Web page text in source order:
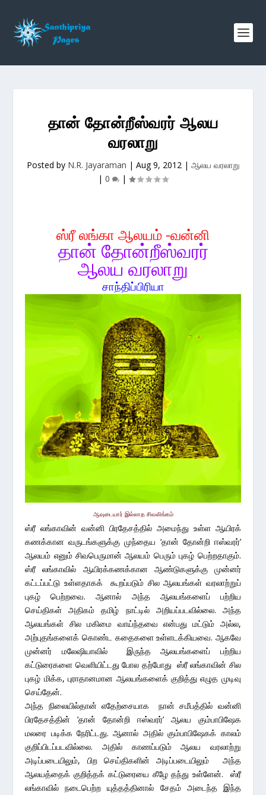
தான் தோன்றீஸ்வரர் ஆலய
வரலாறு
Posted by N.R. Jayaraman | Aug 9, 2012| ஆலய வரலாறு
| 0 |
ஸ்ரீ லங்கா ஆலயம் -வன்னி
தான் தோன்றீஸ்வரர்
ஆலய வரலாறு
சாந்திப்பிரியா
ஆவுடையார் இல்லாத சிவலிங்கம்
ஸ்ரீ லங்காவின் வன்னி பிரதேசத்தில் அமைந்து உள்ள ஆயிரக்
கணக்கான வருடங்களுக்கு முந்தைய ‘தான் தோன்றி ஈஸ்வரர்’
ஆலயம் எனும் சிவபெருமான் ஆலயம் பெரும் புகழ் பெற்றதாகும்.
ஸ்ரீ லங்காவில் ஆயிரக்கணக்கான ஆண்டுகளுக்கு முன்னர்
கட்டப்பட்டு உள்ளதாகக் கூறப்படும் சில ஆலயங்கள் வரலாற்றுப்
புகழ் பெற்றவை. ஆனால் அந்த ஆலயங்களைப் பற்றிய
செய்திகள் அதிகம் தமிழ் நாட்டில் அறியப்படவில்லை. அந்த
ஆலயங்கள் சில மகிமை வாய்ந்தவை என்பது மட்டும் அல்ல,
அற்புதங்களைக் கொண்ட கதைகளை உள்ளடக்கியவை. ஆகவே
முன்னர் மலேஷியாவில் இருந்த ஆலயங்களைப் பற்றிய
கட்டுரைகளை வெளியிட்டது போல தற்போது ஸ்ரீ லங்காவின் சில
புகழ் மிக்க, புராதானமான ஆலயங்களைக் குறித்து எழுத முடிவு
செய்தேன்.
அந்த நிலையில்தான் எதேற்சையாக நான் சமீபத்தில் வன்னி
பிரதேசத்தின் ‘தான் தோன்றி ஈஸ்வரர்’ ஆலய கும்பாபிஷேக
மலரை படிக்க நேரிட்டது. ஆனால் அதில் கும்பாபிஷேகக் காலம்
குறிப்பிடப்படவில்லை. அதில் காணப்படும் ஆலய வரலாற்று
அடிப்படையிலும், பிற செய்திகளின் அடிப்படையிலும் அந்த
ஆலயத்தைக் குறித்தக் கட்டுரையை கீழே தந்து உள்ளேன். ஸ்ரீ
லங்காவில் நடைபெற்ற யுத்தத்தினால் சேதம் அடைந்த இந்த